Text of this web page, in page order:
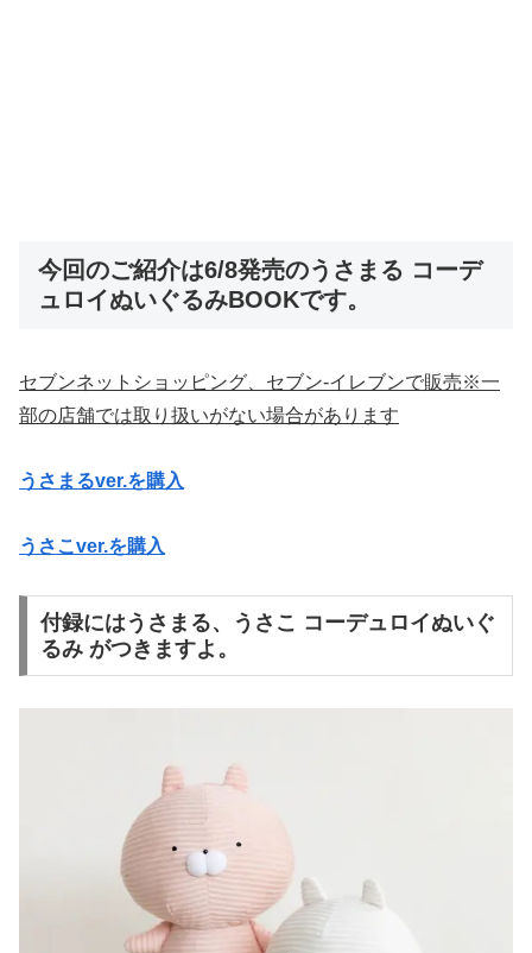
今回のご紹介は6/8発売のうさまる コーデ
ュロイぬいぐるみBOOKです。
セブンネットショッピング、セブン‐イレブンで販売※一
部の店舗では取り扱いがない場合があります
うさまるver.を購入
うさこver.を購入
付録にはうさまる、うさこ コーデュロイぬいぐ
るみ がつきますよ。